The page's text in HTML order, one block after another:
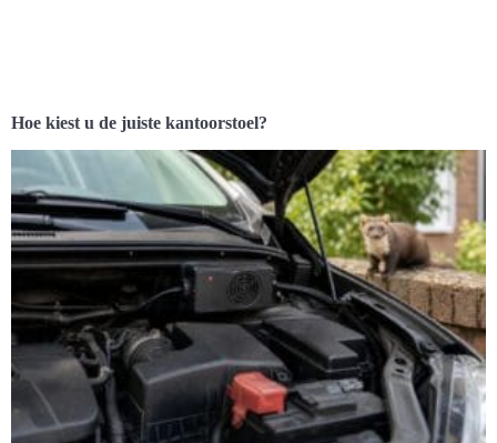
Hoe kiest u de juiste kantoorstoel?